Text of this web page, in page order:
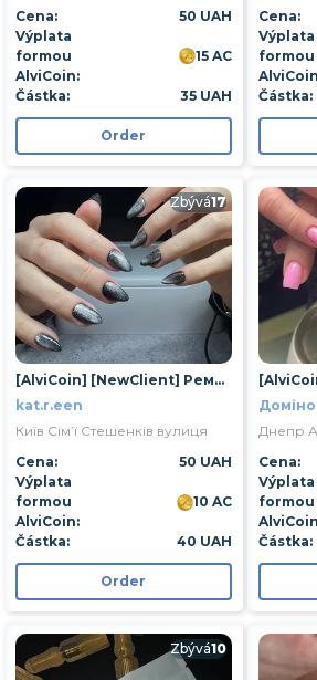
Cena:
50 UAH
Výplata
formou
AlviCoin:
15 AC
Částka: 35 UAH
Order
Cena:
Výplata
formou
Částka:
Zbývá17
[AlviCoin] [NewClient] Ремонт 1 нігтя
kat.r.een
Київ Сім’ї Стешенків вулиця
Cena:
50 UAH
Výplata
formou
AlviCoin:
10 AC
Částka: 40 UAH
Order
Доміно
Cena:
Výplata
formou
Částka:
Zbývá10